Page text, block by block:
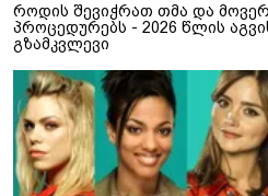
როდის შევიჭრათ თმა და
პროცედურებს - 2026 წლის
გზამკვლევი